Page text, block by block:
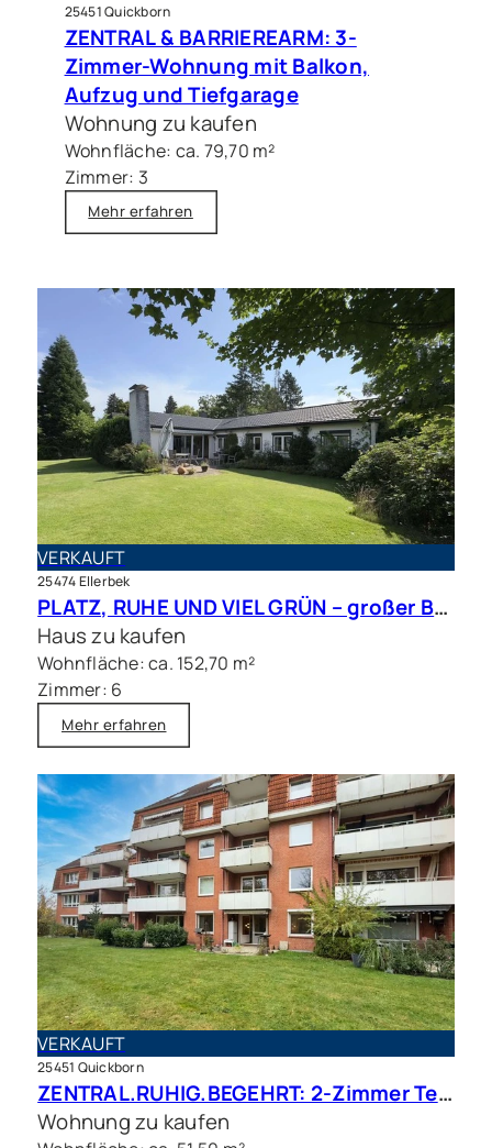
25451 Quickborn
ZENTRAL & BARRIEREARM: 3-
Zimmer-Wohnung mit Balkon,
Aufzug und Tiefgarage
Wohnung zu kaufen
Wohnfläche: ca. 79,70 m²
Zimmer: 3
Mehr erfahren
VERKAUFT
25474 Ellerbek
PLATZ, RUHE UND VIEL GRÜN – großer Bungalow mit Traumgrundstück in bester Lage
Haus zu kaufen
Wohnfläche: ca. 152,70 m²
Zimmer: 6
Mehr erfahren
VERKAUFT
25451 Quickborn
ZENTRAL.RUHIG.BEGEHRT: 2-Zimmer Terrassenwohnung in beliebter Wohnlage
Wohnung zu kaufen